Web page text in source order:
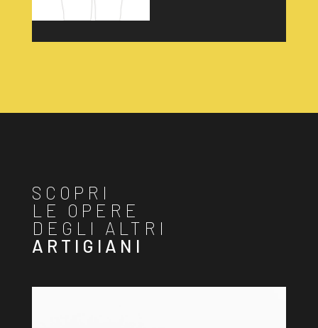
SCOPRI
LE OPERE
DEGLI ALTRI
ARTIGIANI